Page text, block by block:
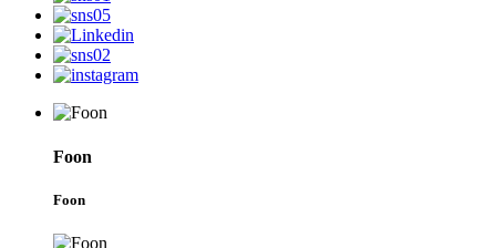
Foon
Foon